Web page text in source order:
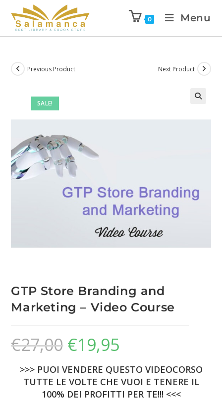
0 Menu
SALE!
Previous Product Next Product
GTP Store Branding and
Marketing – Video Course
€27,00 €19,95
>>> PUOI VENDERE QUESTO VIDEOCORSO
TUTTE LE VOLTE CHE VUOI E TENERE IL
100% DEI PROFITTI PER TE!!! <<<